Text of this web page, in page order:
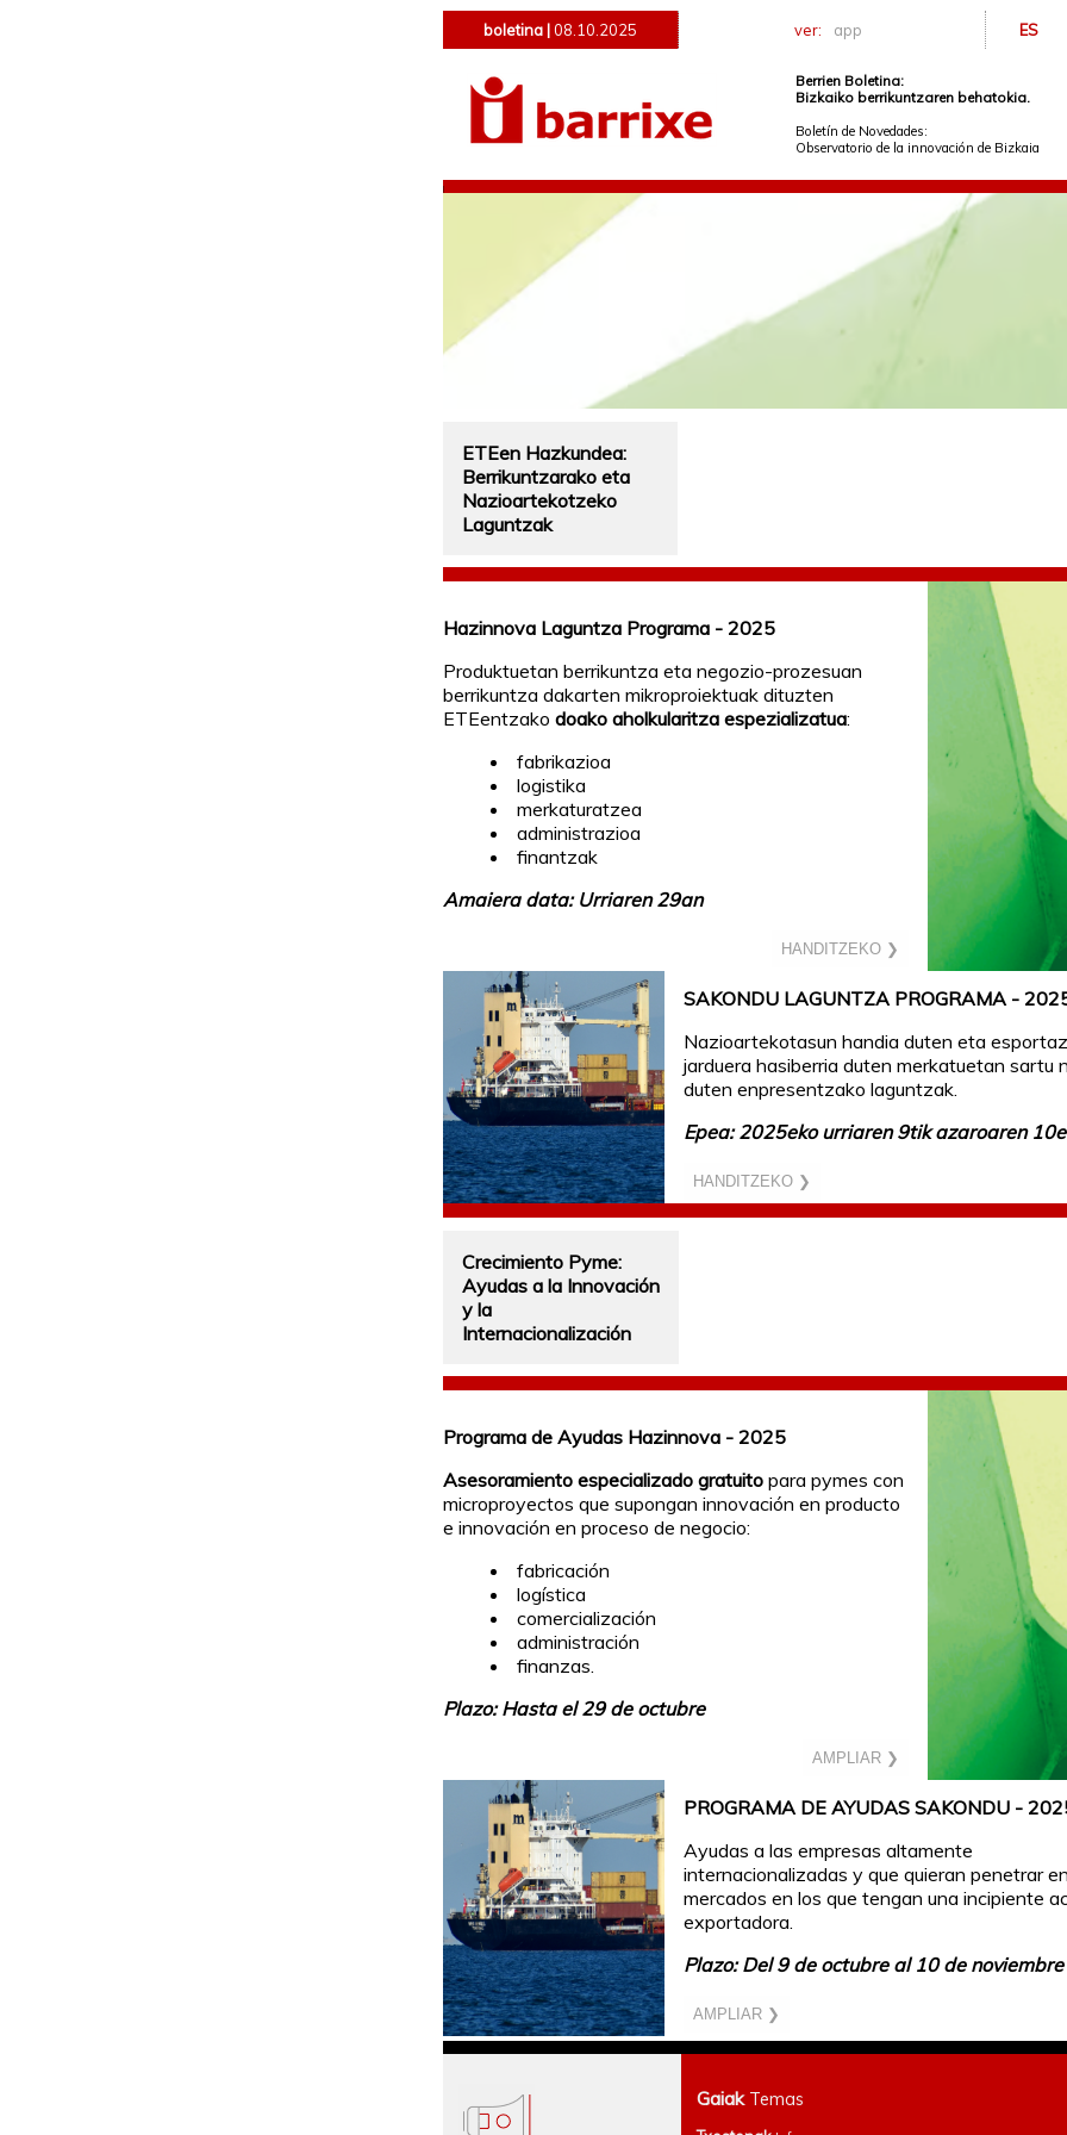
boletina | 08.10.2025 ver: app ES
Berrien Boletina:
Bizkaiko berrikuntzaren behatokia.
Boletín de Novedades:
Observatorio de la innovación de Bizkaia
ETEen Hazkundea:
Berrikuntzarako eta
Nazioartekotzeko
Laguntzak
Hazinnova Laguntza Programa - 2025
Produktuetan berrikuntza eta negozio-prozesuan
berrikuntza dakarten mikroproiektuak dituzten
ETEentzako doako aholkularitza espezializatua:
fabrikazioa
logistika
merkaturatzea
administrazioa
finantzak
Amaiera data: Urriaren 29an
HANDITZEKO ❯
SAKONDU LAGUNTZA PROGRAMA -
Nazioartekotasun handia duten eta
jarduera hasiberria duten merkatuetan sartu
duten enpresentzako laguntzak.
Epea: 2025eko urriaren 9tik azaroaren
HANDITZEKO ❯
Crecimiento Pyme:
Ayudas a la Innovación
y la
Internacionalización
Programa de Ayudas Hazinnova - 2025
Asesoramiento especializado gratuito para pymes con
microproyectos que supongan innovación en producto
e innovación en proceso de negocio:
fabricación
logística
comercialización
administración
finanzas.
Plazo: Hasta el 29 de octubre
AMPLIAR ❯
PROGRAMA DE AYUDAS SAKONDU -
Ayudas a las empresas altamente
internacionalizadas y que quieran penetrar
mercados en los que tengan una incipiente
exportadora.
Plazo: Del 9 de octubre al 10 de noviembre
AMPLIAR ❯
GaiakTemas